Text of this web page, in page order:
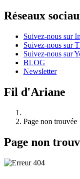
Réseaux
Suivez-nous sur
Suivez-nous sur
Suivez-nous sur
BLOG
Newsletter
Fil d'Ariane
Page non trouvée
Page non